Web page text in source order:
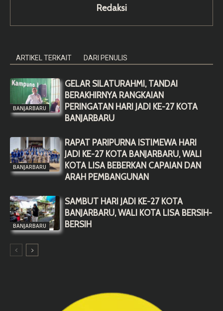
Redaksi
ARTIKEL TERKAIT DARI PENULIS
BANJARBARU
GELAR SILATURAHMI, TANDAI
BERAKHIRNYA RANGKAIAN
PERINGATAN HARI JADI KE-27 KOTA
BANJARBARU
BANJARBARU
RAPAT PARIPURNA ISTIMEWA HARI
JADI KE-27 KOTA BANJARBARU, WALI
KOTA LISA BEBERKAN CAPAIAN DAN
ARAH PEMBANGUNAN
BANJARBARU
SAMBUT HARI JADI KE-27 KOTA
BANJARBARU, WALI KOTA LISA BERSIH-
BERSIH